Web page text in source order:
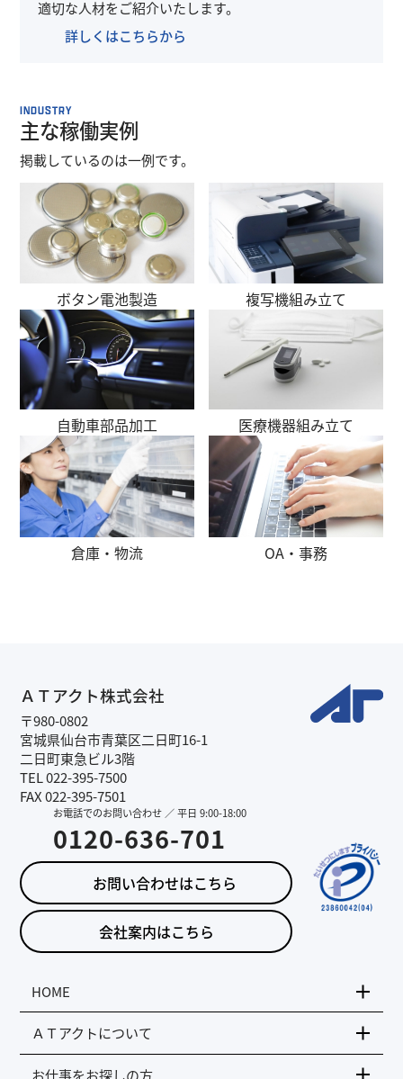
適切な人材をご紹介いたします。
詳しくはこちらから
INDUSTRY
主な稼働実例
掲載しているのは一例です。
ボタン電池製造 複写機組み立て
自動車部品加工 医療機器組み立て
倉庫・物流 OA・事務
ＡＴアクト株式会社
〒980-0802
宮城県仙台市青葉区二日町16-1
二日町東急ビル3階
TEL 022-395-7500
FAX 022-395-7501
お電話でのお問い合わせ ／ 平日 9:00-18:00
0120-636-701
お問い合わせはこちら
会社案内はこちら
HOME
ＡＴアクトについて
お仕事をお探しの方